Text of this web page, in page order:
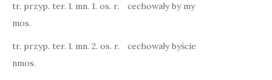
tr. przyp. ter. l. mn. 1. os. r.
mos.
cechowały by my
tr. przyp. ter. l. mn. 2. os. r.
nmos.
cechowały byście